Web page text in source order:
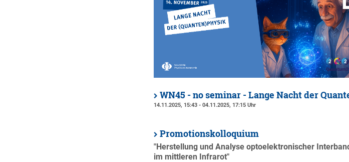
WN45 - no seminar - Lange Nacht der
14.11.2025, 15:43 - 04.11.2025, 17:15 Uhr
Promotionskolloquium
"Herstellung und Analyse optoelektronischer
im mittleren Infrarot"